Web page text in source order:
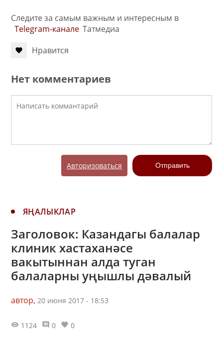
Следите за самым важным и интересным в
Telegram-канале Татмедиа
Нравится
Нет комментариев
Авторизоваться Отправить
ЯҢАЛЫКЛАР
Заголовок: Казандагы балалар
клиник хастаханәсе
вакытыннан алда туган
балаларны уңышлы дәвалый
автор, 20 июня 2017 - 18:53
1124 0 0